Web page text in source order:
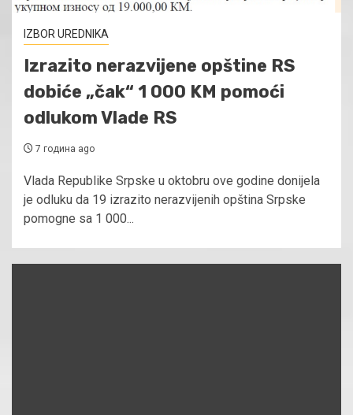
IZBOR UREDNIKA
Izrazito nerazvijene opštine RS
dobiće „čak“ 1 000 KM pomoći
odlukom Vlade RS
7 година ago
Vlada Republike Srpske u oktobru ove godine donijela
je odluku da 19 izrazito nerazvijenih opština Srpske
pomogne sa 1 000...